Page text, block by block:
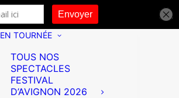
EN TOURNÉE
TOUS NOS
SPECTACLES
FESTIVAL
D’AVIGNON 2026